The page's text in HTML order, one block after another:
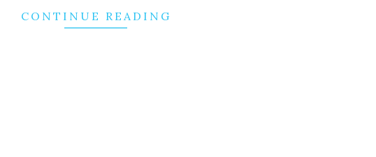
CONTINUE READING